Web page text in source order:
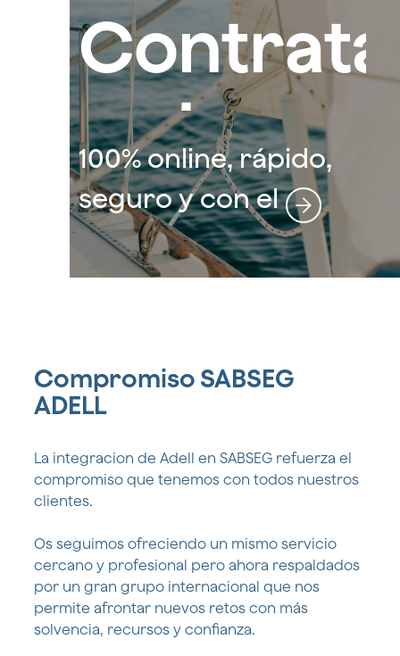
Contrata
ya tu
seguro
de RC
Náutica
100% online, rápido,
seguro y con el
respaldo de SABSEG
Compromiso SABSEG
ADELL
La integracion de Adell en SABSEG refuerza el
compromiso que tenemos con todos nuestros
clientes.
Os seguimos ofreciendo un mismo servicio
cercano y profesional pero ahora respaldados
por un gran grupo internacional que nos
permite afrontar nuevos retos con más
solvencia, recursos y confianza.